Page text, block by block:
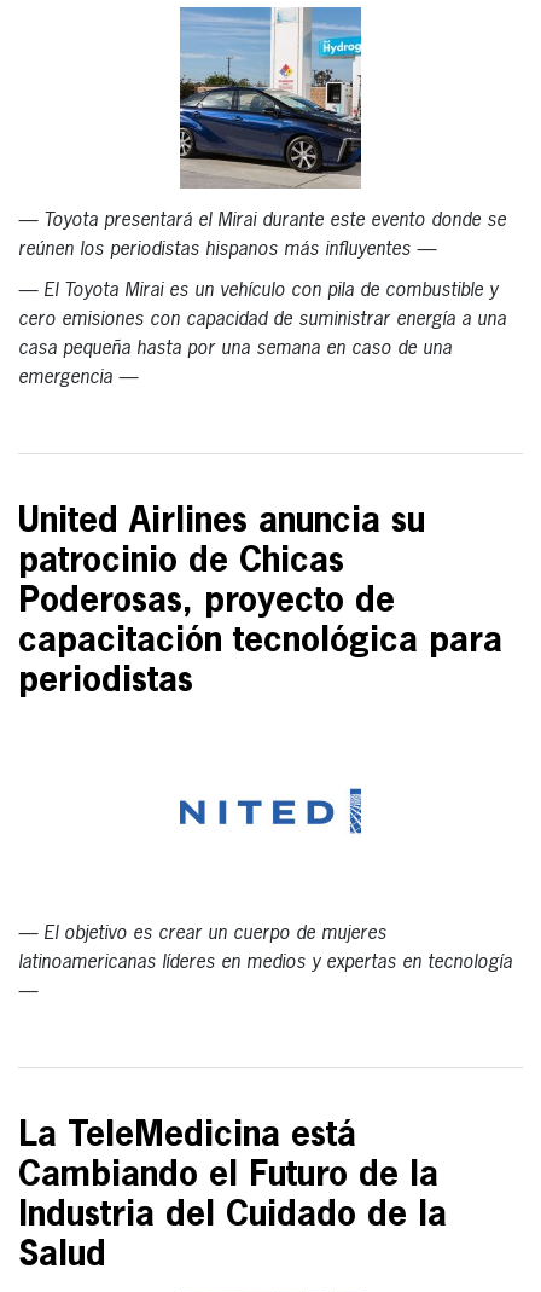
— Toyota presentará el Mirai durante este evento donde se
reúnen los periodistas hispanos más influyentes —
— El Toyota Mirai es un vehículo con pila de combustible y
cero emisiones con capacidad de suministrar energía a una
casa pequeña hasta por una semana en caso de una
emergencia —
United Airlines anuncia su
patrocinio de Chicas
Poderosas, proyecto de
capacitación tecnológica para
periodistas
— El objetivo es crear un cuerpo de mujeres
latinoamericanas líderes en medios y expertas en tecnología
—
La TeleMedicina está
Cambiando el Futuro de la
Industria del Cuidado de la
Salud